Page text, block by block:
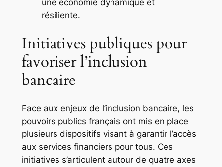
une économie dynamique et
résiliente.
Initiatives publiques pour
favoriser l’inclusion
bancaire
Face aux enjeux de l’inclusion bancaire, les
pouvoirs publics français ont mis en place
plusieurs dispositifs visant à garantir l’accès
aux services financiers pour tous. Ces
initiatives s’articulent autour de quatre axes